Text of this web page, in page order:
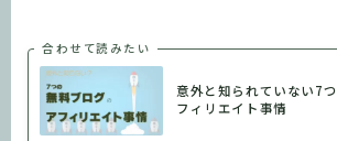
合わせて読みたい
意外と知られていない7
フィリエイト事情